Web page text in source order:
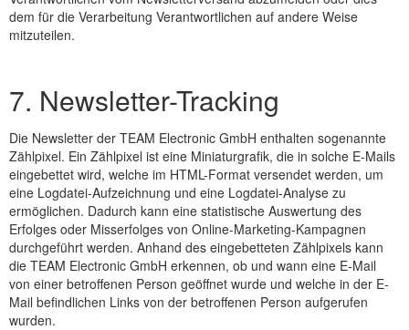
dem für die Verarbeitung Verantwortlichen auf andere Weise
mitzuteilen.
7. Newsletter-Tracking
Die Newsletter der TEAM Electronic GmbH enthalten sogenannte
Zählpixel. Ein Zählpixel ist eine Miniaturgrafik, die in solche E-Mails
eingebettet wird, welche im HTML-Format versendet werden, um
eine Logdatei-Aufzeichnung und eine Logdatei-Analyse zu
ermöglichen. Dadurch kann eine statistische Auswertung des
Erfolges oder Misserfolges von Online-Marketing-Kampagnen
durchgeführt werden. Anhand des eingebetteten Zählpixels kann
die TEAM Electronic GmbH erkennen, ob und wann eine E-Mail
von einer betroffenen Person geöffnet wurde und welche in der E-
Mail befindlichen Links von der betroffenen Person aufgerufen
wurden.